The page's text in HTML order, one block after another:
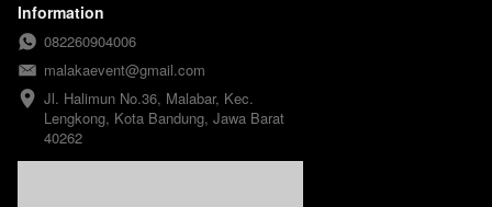
Information
082260904006
malakaevent@gmail.com
Jl. Halimun No.36, Malabar, Kec.
Lengkong, Kota Bandung, Jawa Barat
40262